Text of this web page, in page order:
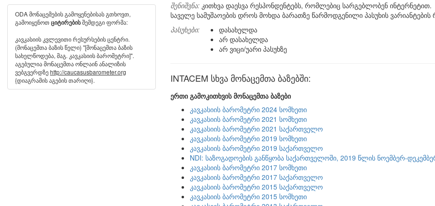
შენიშვნა: კითხვა დაესვა რესპონდენტებს, რომლებიც სარგებლობენ ინტერნეტით.
საველე სამუშაოების დროს მოხდა ბარათზე წარმოდგენილი პასუხის ვარიანტების
პასუხები:
დასახელდა
არ დასახელდა
არ ვიცი/უარი პასუხზე
INTACEM სხვა მონაცემთა ბაზებში:
ერთი გამოკითხვის მონაცემთა ბაზები
კავკასიის ბარომეტრი 2024 სომხეთი
კავკასიის ბარომეტრი 2021 სომხეთი
კავკასიის ბარომეტრი 2021 საქართველო
კავკასიის ბარომეტრი 2019 სომხეთი
კავკასიის ბარომეტრი 2019 საქართველო
NDI: საზოგადოების განწყობა საქართველოში, 2019 წლის ნოემბერ-
კავკასიის ბარომეტრი 2017 სომხეთი
კავკასიის ბარომეტრი 2017 საქართველო
კავკასიის ბარომეტრი 2015 საქართველო
კავკასიის ბარომეტრი 2015 სომხეთი
ODA მონაცემების გამოყენებისას გთხოვთ,
გამოიყენოთ ციტირებისშემდეგი ფორმა:
კავკასიის კვლევითი რესურსების ცენტრი.
(მონაცემთა ბაზის წელი) "[მონაცემთა ბაზის
სახელწოდება, მაგ. კავკასიის ბარომეტრი]".
აგებულია მონაცემთა ონლაინ ანალიზის
ვებგვერდზეhttp://caucasusbarometer.org
{დიაგრამის აგების თარიღი}.